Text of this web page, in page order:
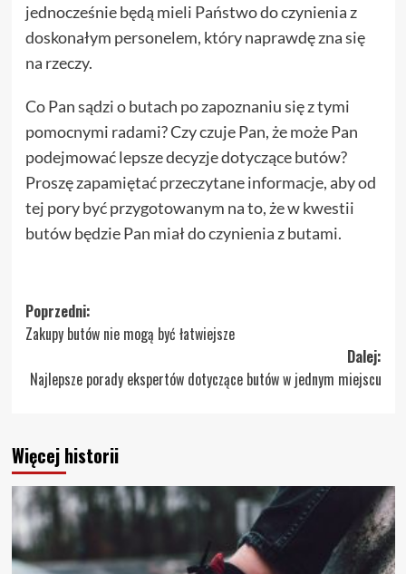
jednocześnie będą mieli Państwo do czynienia z
doskonałym personelem, który naprawdę zna się
na rzeczy.
Co Pan sądzi o butach po zapoznaniu się z tymi
pomocnymi radami? Czy czuje Pan, że może Pan
podejmować lepsze decyzje dotyczące butów?
Proszę zapamiętać przeczytane informacje, aby od
tej pory być przygotowanym na to, że w kwestii
butów będzie Pan miał do czynienia z butami.
Zobacz
wpisy
Poprzedni:
Zakupy butów nie mogą być łatwiejsze
Dalej:
Najlepsze porady ekspertów dotyczące butów w jednym miejscu
Więcej historii